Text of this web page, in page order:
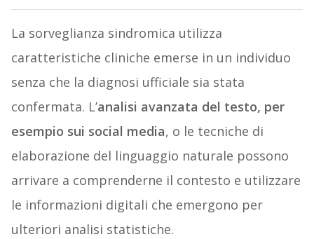
La sorveglianza sindromica utilizza
caratteristiche cliniche emerse in un individuo
senza che la diagnosi ufficiale sia stata
confermata. L’analisi avanzata del testo, per
esempio sui social media, o le tecniche di
elaborazione del linguaggio naturale possono
arrivare a comprenderne il contesto e utilizzare
le informazioni digitali che emergono per
ulteriori analisi statistiche.